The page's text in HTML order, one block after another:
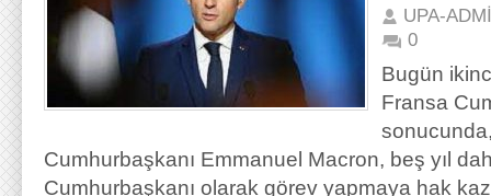
UPA-
0
Bugün
Fransa
Cumhurbaşkanı Emmanuel Macron, beş yıl
Cumhurbaşkanı olarak görev yapmaya hak